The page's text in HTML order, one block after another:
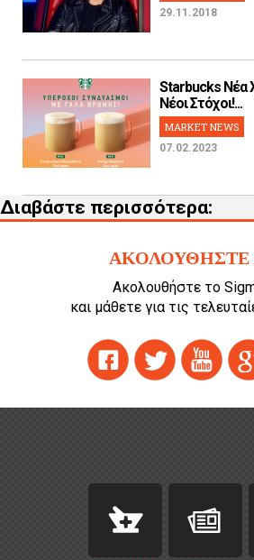
29.11.2018
Starbucks Νέα
Νέοι Στόχοι!...
MARKET NEWS
07.02.2023
Διαβάστε περισσότερα:
Ακολουθήστε το
και μάθετε για τις